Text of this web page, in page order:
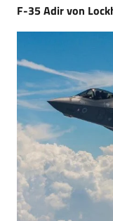
F-35 Adir von